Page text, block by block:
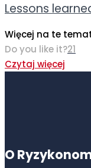
Lessons
Więcej na te
Do you like it?21
Czytaj więcej
O